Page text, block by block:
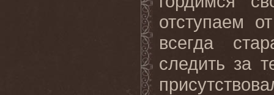
отступаем
всегда
следить за